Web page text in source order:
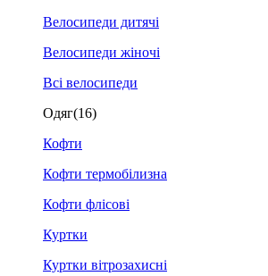
Велосипеди дитячі
Велосипеди жіночі
Всі велосипеди
Одяг(16)
Кофти
Кофти термобілизна
Кофти флісові
Куртки
Куртки вітрозахисні